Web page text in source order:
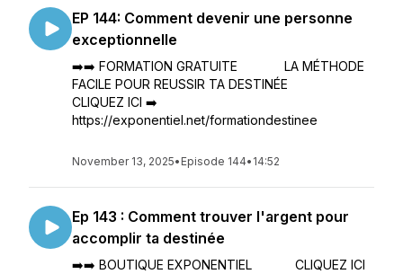
EP 144: Comment devenir une personne
exceptionnelle
➡️➡️ FORMATION GRATUITE LA MÉTHODE
FACILE POUR REUSSIR TA DESTINÉE
CLIQUEZ ICI ➡️
https://exponentiel.net/formationdestinee
November 13, 2025• Episode 144• 14:52
Ep 143 : Comment trouver l'argent pour
accomplir ta destinée
➡️➡️ BOUTIQUE EXPONENTIEL CLIQUEZ ICI